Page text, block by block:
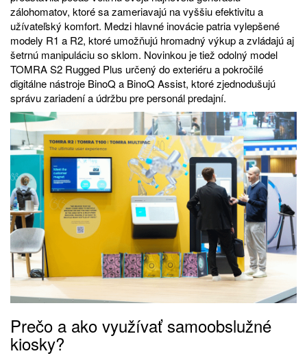
zálohomatov, ktoré sa zameriavajú na vyššiu efektivitu a
užívateľský komfort. Medzi hlavné inovácie patria vylepšené
modely R1 a R2, ktoré umožňujú hromadný výkup a zvládajú aj
šetrnú manipuláciu so sklom. Novinkou je tiež odolný model
TOMRA S2 Rugged Plus určený do exteriéru a pokročilé
digitálne nástroje BinoQ a BinoQ Assist, ktoré zjednodušujú
správu zariadení a údržbu pre personál predajní.
Prečo a ako využívať samoobslužné
kiosky?